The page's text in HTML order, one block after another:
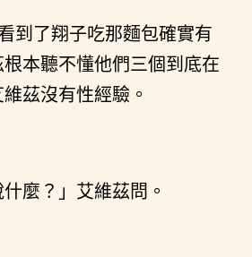
到了翔子吃那麵包確實有
本聽不懂他們三個到底在
茲沒有性經驗。
什麼？」艾維茲問。